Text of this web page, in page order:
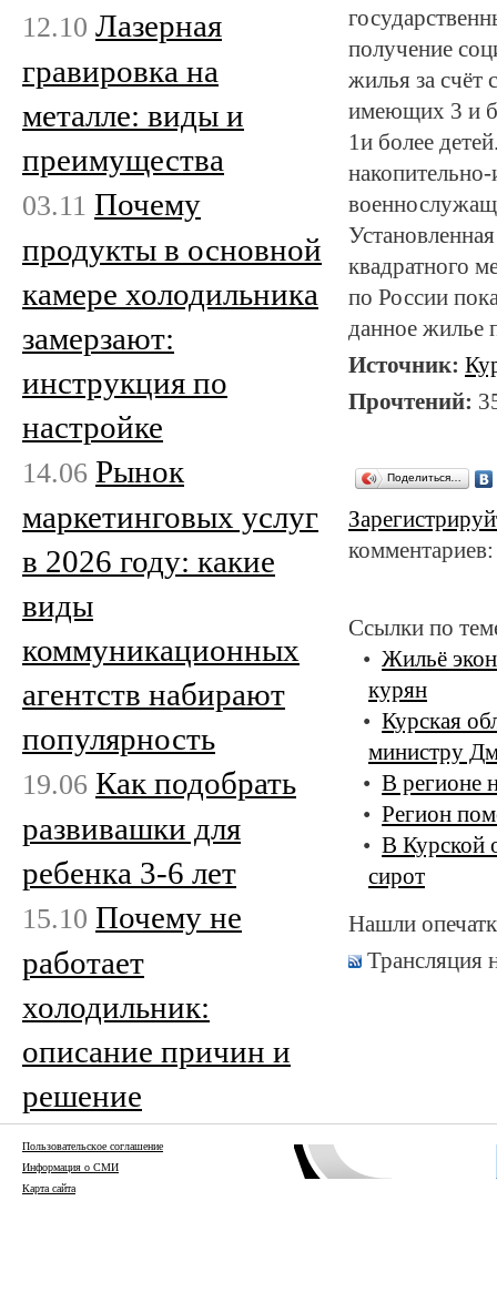
получение
жилья за счёт
имеющих 3 и
1и более
квадратного
по России
данное жилье
Источник:
Прочтений:
Поделиться…
Ссылки по
Жильё
курян
Курская
министру
В регионе
Регион
В Курской
сирот
Нашли
Трансляция
12.10 Лазерная
гравировка на
металле: виды и
преимущества
03.11 Почему
продукты в основной
камере холодильника
замерзают:
инструкция по
настройке
14.06 Рынок
маркетинговых услуг
в 2026 году: какие
виды
коммуникационных
агентств набирают
популярность
19.06 Как подобрать
развивашки для
ребенка 3-6 лет
15.10 Почему не
работает
холодильник:
описание причин и
решение
Пользовательское соглашение
Информация о СМИ
Карта сайта